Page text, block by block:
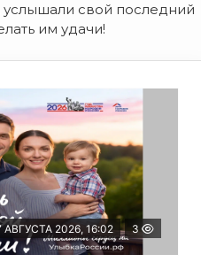
услышали свой последний
им удачи!
АВГУСТА 2026, 16:02 3